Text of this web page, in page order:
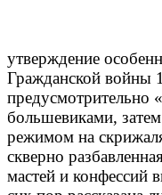
утверждение
Гражданской войны
предусмотрительно
большевиками,
режимом на
скверно
мастей и конфессий